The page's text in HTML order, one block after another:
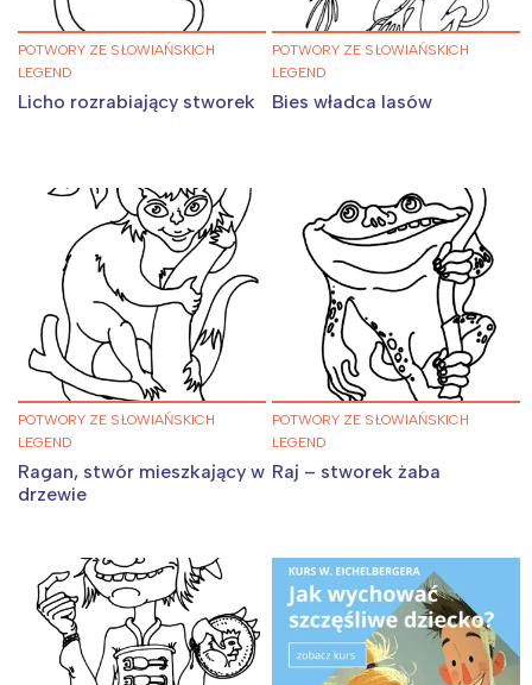
POTWORY ZE SŁOWIAŃSKICH
LEGEND
Licho rozrabiający stworek
POTWORY ZE SŁOWIAŃSKICH
LEGEND
Bies władca lasów
POTWORY ZE SŁOWIAŃSKICH
LEGEND
Ragan, stwór mieszkający w
drzewie
POTWORY ZE SŁOWIAŃSKICH
LEGEND
Raj – stworek żaba